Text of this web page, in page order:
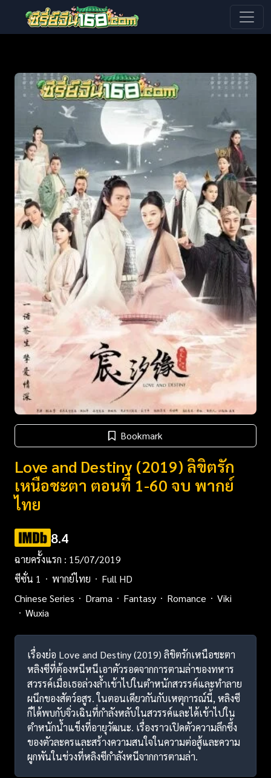
Bookmark
Love and Destiny (2019) ลิขิตรัก
เหนือชะตา ตอนที่ 1-60 จบ พากย์
ไทย
8.4
ฉายครั้งแรก : 15/07/2019
ซีซั่น 1
พากย์ไทย
Full HD
Chinese Series
Drama Fantasy Romance
Viki
Wuxia
เรื่องย่อ Love and Destiny (2019) ลิขิตรักเหนือชะตา
หลิงซีที่ต้องหนีหนีเอาตัวรอดจากการตามล่าของทหาร
สวรรค์เมื่อเธอล่วงล้ำเข้าไปในตำหนักสวรรค์และทำลาย
ผนึกของสัตว์อสูร. ในตอนเดียวกันกับเหตุการณ์นี้, หลิงซี
ก็ได้พบกับจิ่วเฉินที่กำลังหลับในสวรรค์และได้เข้าไปใน
ตำหนักน้ำแข็งที่อายุวัฒนะ. เรื่องราวเปิดตัวความลึกซึ้ง
ของตัวละครและสร้างความสนใจในความต่อสู้และความ
ผูกพันในช่วงที่หลิงซีกำลังหนีจากการตามล่า.